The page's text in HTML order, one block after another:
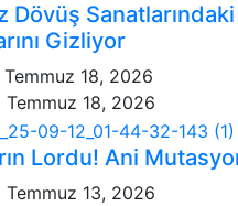
Dövüş Sanatlarındaki
Gizliyor
Temmuz 18, 2026
Temmuz 18, 2026
Lordu! Ani
Temmuz 13, 2026